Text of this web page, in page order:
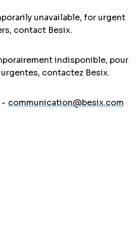
unavailable, for urgent
contact Besix.
indisponible, pour
contactez Besix.
- communication@besix.com